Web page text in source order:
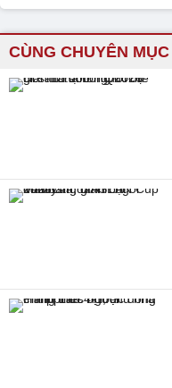
CÙNG CHUYÊN MỤC